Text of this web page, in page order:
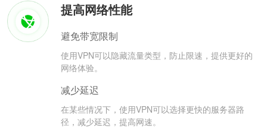
提高网络性能
避免带宽限制
使用VPN可以隐藏流量类型，防止限速，提供更好的
网络体验。
减少延迟
在某些情况下，使用VPN可以选择更快的服务器路
径，减少延迟，提高网速。